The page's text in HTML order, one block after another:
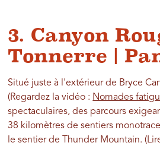
3. Canyon
Tonnerre |
Situé juste à l'extérieur de Bryce
(Regardez la vidéo : Nomades
spectaculaires, des parcours
38 kilomètres de sentiers
le sentier de Thunder Mountain.